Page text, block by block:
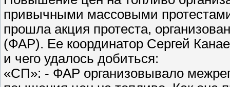
привычными массовыми
прошла акция протеста,
(ФАР). Ее координатор Сергей
и чего удалось добиться:
«СП»: - ФАР организовывало